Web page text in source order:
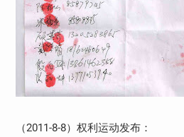
（2011-8-8）权利运动发布：